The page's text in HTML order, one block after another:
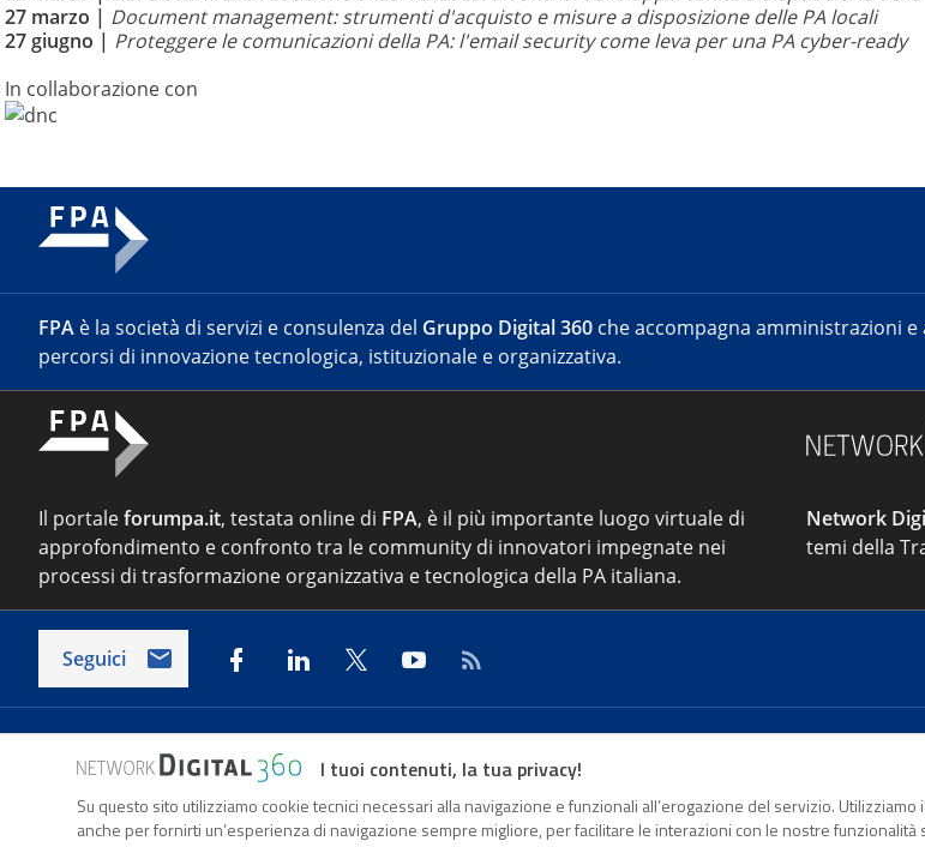
27 marzo | Document management: strumenti d'acquisto e misure a disposizione delle PA locali
27 giugno | Proteggere le comunicazioni della PA: l'email security come leva per una PA cyber-ready
In collaborazione con
FPA è la società di servizi e consulenza del Gruppo Digital 360 che accompagna amministrazioni
percorsi di innovazione tecnologica, istituzionale e organizzativa.
Il portaleforumpa.it, testata online di FPA, è il più importante luogo virtuale di
approfondimento e confronto tra le community di innovatori impegnate nei
processi di trasformazione organizzativa e tecnologica della PA italiana.
Network
temi della
Seguici
Indirizzo:Via del Porto Fluviale 67/d – 00154 Roma
Forumpa.itè una pubblicazione telematica iscritta presso Registro della stampa del Tribunale di
FPA s.r.l. è società soggetta a Direzione e Coordinamento da parte di Digital360 S.p.A. – FPA
I tuoi contenuti, la tua privacy!
Su questo sito utilizziamo cookie tecnici necessari alla navigazione e funzionali all’erogazione del servizio. Utilizziamo
anche per fornirti un’esperienza di navigazione sempre migliore, per facilitare le interazioni con le nostre funzionalità